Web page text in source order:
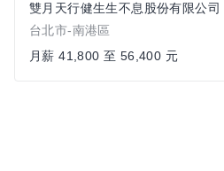
雙月天行健生生不息股份有限公司
台北市-南港區
月薪 41,800 至 56,400 元